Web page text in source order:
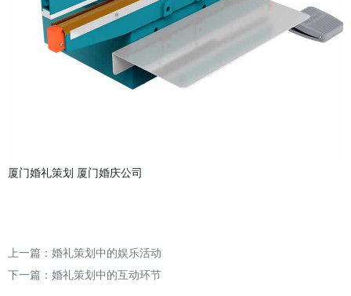
厦门婚礼策划 厦门婚庆公司
上一篇： 婚礼策划中的娱乐活动
下一篇： 婚礼策划中的互动环节